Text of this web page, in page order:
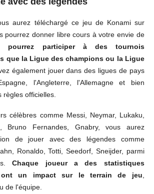
aurez téléchargé ce jeu de Konami sur
pourrez donner libre cours à votre envie de
pourrez participer à des tournois
que la Ligue des champions ou la Ligue
également jouer dans des ligues de pays
l'Angleterre, l'Allemagne et bien
règles officielles.
célèbres comme Messi, Neymar, Lukaku,
Bruno Fernandes, Gnabry, vous aurez
de jouer avec des légendes comme
Ronaldo, Totti, Seedorf, Sneijder, parmi
Chaque joueur a des statistiques
ont un impact sur le terrain de jeu
de l'équipe.